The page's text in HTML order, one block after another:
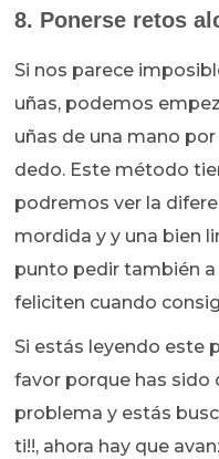
8. Ponerse retos
Si nos parece
uñas, podemos
uñas de una mano
dedo. Este método
podremos ver la
mordida y y una bien
punto pedir también
feliciten cuando
Si estás leyendo este
favor porque has sido
problema y estás
ti!!, ahora hay que